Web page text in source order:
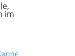
im